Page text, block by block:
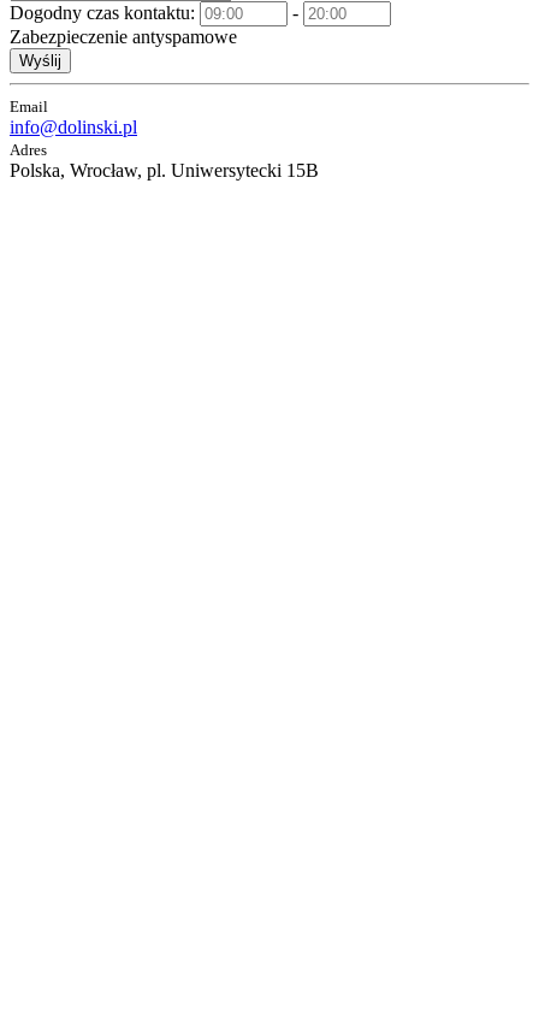
Dogodny czas kontaktu:
-
Zabezpieczenie antyspamowe
Wyślij
Email
info@dolinski.pl
Adres
Polska, Wrocław, pl. Uniwersytecki 15B